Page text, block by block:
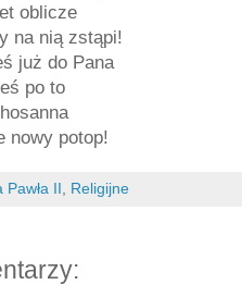
oblicze
na nią zstąpi!
już do Pana
po to
nowy potop!
Pawła II Religijne